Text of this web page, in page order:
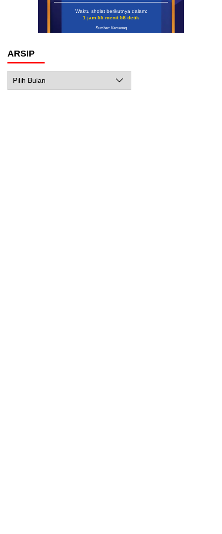
Waktu sholat berikutnya dalam:
1 jam 55 menit 55 detik
Sumber: Kemenag
ARSIP